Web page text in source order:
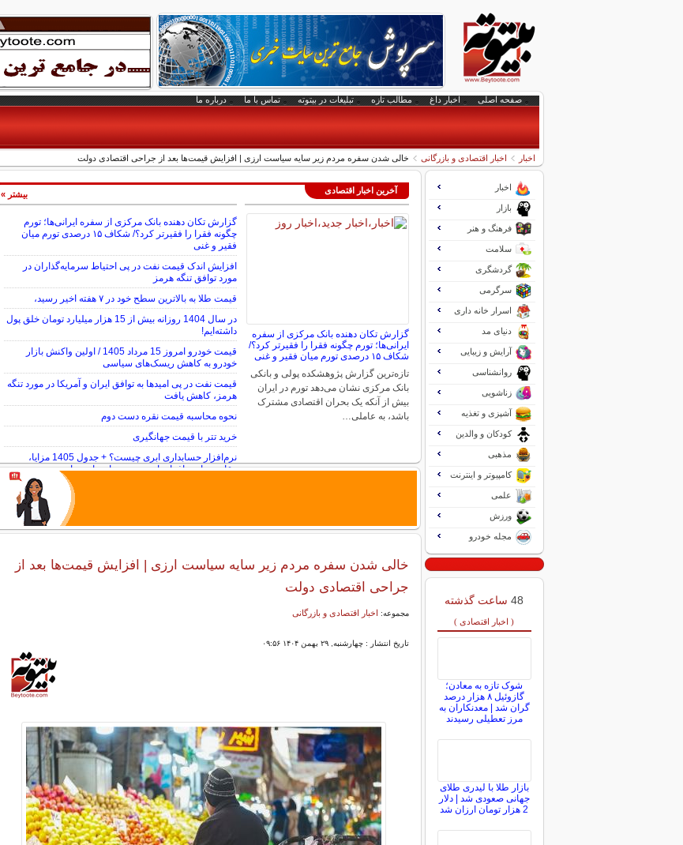
صفحه اصلی اخبار داغ مطالب تازه تبلیغات در بیتوته تماس با ما درباره ما
اخبار اخبار اقتصادی و بازرگانی خالی شدن سفره مردم زیر سایه سیاست ارزی | افزایش قیمت‌ها بعد از جراحی اقتصادی دولت
آخرین اخبار اقتصادی
گزارش تکان‌ دهنده بانک مرکزی از سفره
ایرانی‌ها؛ تورم چگونه فقرا را فقیرتر کرد؟/
شکاف ۱۵ درصدی تورم میان فقیر و غنی
تازه‌ترین گزارش پژوهشکده پولی و بانکی
بانک مرکزی نشان می‌دهد تورم در ایران
بیش از آنکه یک بحران اقتصادی مشترک
باشد، به عاملی…
گزارش تکان‌ دهنده بانک مرکزی از سفره ایرانی‌ها؛ تورم
چگونه فقرا را فقیرتر کرد؟/ شکاف ۱۵ درصدی تورم میان
فقیر و غنی
افزایش اندک قیمت نفت در پی احتیاط سرمایه‌گذاران در
مورد توافق تنگه هرمز
قیمت طلا به بالاترین سطح خود در ۷ هفته اخیر رسید،
در سال 1404 روزانه بیش از 15 هزار میلیارد تومان خلق پول
داشته‌ایم!
قیمت خودرو امروز 15 مرداد 1405 / اولین واکنش بازار
خودرو به کاهش ریسک‌های سیاسی
قیمت نفت در پی امیدها به توافق ایران و آمریکا در مورد تنگه
هرمز، کاهش یافت
نحوه محاسبه قیمت نقره دست دوم
خرید تتر با قیمت جهانگیری
نرم‌افزار حسابداری ابری چیست؟ + جدول 1405 مزایا،
مقایسه با نرم‌افزارهای سنتی و راهنمای مهاجرت
بیشتر »
خالی شدن سفره مردم زیر سایه سیاست ارزی | افزایش قیمت‌ها بعد از
جراحی اقتصادی دولت
مجموعه: اخبار اقتصادی و بازرگانی
تاریخ انتشار : چهارشنبه, ۲۹ بهمن ۱۴۰۴ ۰۹:۵۶
اخبار
بازار
فرهنگ و هنر
سلامت
گردشگری
سرگرمی
اسرار خانه داری
دنیای مد
آرایش و زیبایی
روانشناسی
زناشویی
آشپزی و تغذیه
کودکان و والدین
مذهبی
کامپیوتر و اینترنت
علمی
ورزش
مجله خودرو
48 ساعت گذشته
( اخبار اقتصادی )
شوک تازه به معادن؛
گازوئیل ۸ هزار درصد
گران شد | معدنکاران به
مرز تعطیلی رسیدند
بازار طلا با لیدری طلای
جهانی صعودی شد | دلار
2 هزار تومان ارزان شد